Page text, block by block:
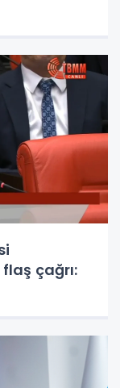
çağrı: